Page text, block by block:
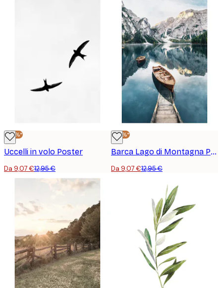
-30%*
Uccelli in volo Poster
Da 9,07 €12,95 €
-30%*
Barca Lago di Montagna Poster
Da 9,07 €12,95 €